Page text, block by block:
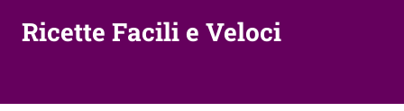
Ricette Facili e Veloci